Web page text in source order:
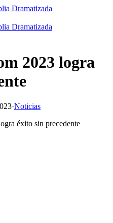
Dramatizada
Dramatizada
2023 logra
·Noticias